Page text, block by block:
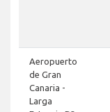
Aeropuerto
de Gran
Canaria -
Larga